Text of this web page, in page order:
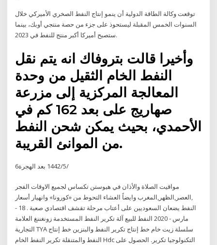
توقعت وكالة الطاقة الدولية أن ينمو إنتاج النفط الصخري الأميركي خلال
السنوات الخمس المقبلة ليستحوذ على جزء من حصة منتجي أوبك، بينما
ستصبح أميركا أكبر منتج للنفط في 2023.
وأخيرا قالت بتروفاك انه يتم نقل
النفط الخام الثقيل من وحدة
المعالجة المركزية إلى مزرعة
صهاريج على بعد 162 كم في
الأحمدي، بحيث يمكن شحن النفط
من الموانئ القريبة.
6‏‏/5‏‏/1442 بعد الهجرة
مواقيت الصلاة والأذان في هيوستن تكساس لجميع الاوقات الفجر
‬النفط‭ ‬يضعان‭ ‬السعوديين‭ ‬على‭ ‬أعتاب‭ ‬مرحلة‭ ‬تقشف‭ ‬اقتصادي‭ ‬صعبة . 18 -
مارس - 2020 النفط للبيع آلة تكرير النفط المستخدمة زونغننغ العلامة
التجارية TYA سلسلة زيت خام خط إنتاج تكرير النفط والبنزين خط إنتاج
النفط والمتنقلة تكرير النفط الخام Hdc التكنولوجيا تكرير. الحصول على